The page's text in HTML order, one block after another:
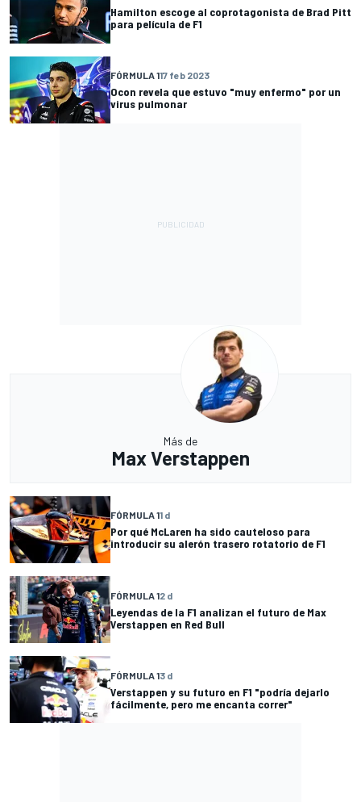
Hamilton escoge al coprotagonista de Brad Pitt
para película de F1
FÓRMULA 117 feb 2023
Ocon revela que estuvo "muy enfermo" por un
virus pulmonar
Más de
Max Verstappen
FÓRMULA 11 d
Por qué McLaren ha sido cauteloso para
introducir su alerón trasero rotatorio de F1
FÓRMULA 12 d
Leyendas de la F1 analizan el futuro de Max
Verstappen en Red Bull
FÓRMULA 13 d
Verstappen y su futuro en F1 "podría dejarlo
fácilmente, pero me encanta correr"